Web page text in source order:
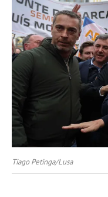
Tiago Petinga/Lusa